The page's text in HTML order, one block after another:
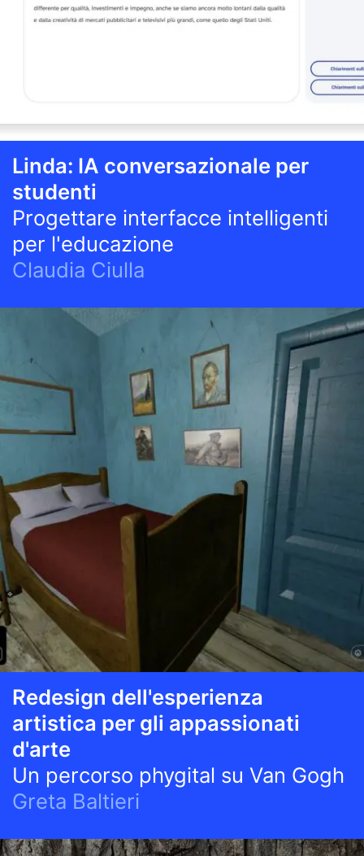
Linda: IA conversazionale per
studenti
Progettare interfacce intelligenti
per l'educazione
Claudia Ciulla
Redesign dell'esperienza
artistica per gli appassionati
d'arte
Un percorso phygital su Van Gogh
Greta Baltieri